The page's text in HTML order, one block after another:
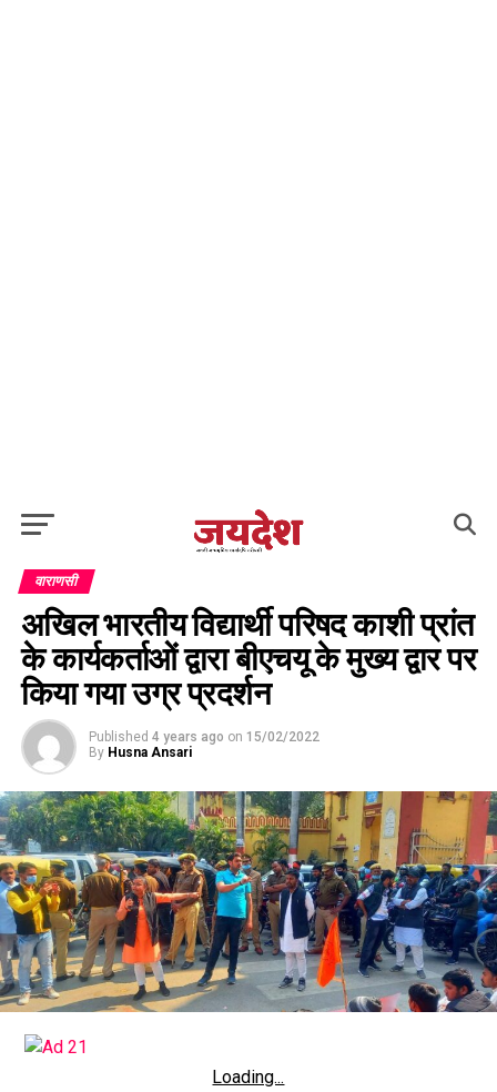
वाराणसी
अखिल भारतीय विद्यार्थी परिषद काशी प्रांत
के कार्यकर्ताओं द्वारा बीएचयू के मुख्य द्वार पर
किया गया उग्र प्रदर्शन
Published 4 years ago on 15/02/2022
By Husna Ansari
Loading...